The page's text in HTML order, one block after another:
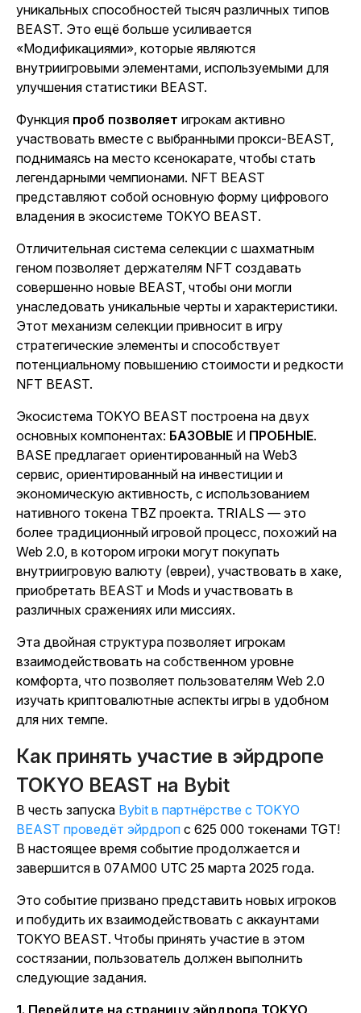
уникальных способностей тысяч различных типов
BEAST. Это ещё больше усиливается
«Модификациями», которые являются
внутриигровыми элементами, используемыми для
улучшения статистики BEAST.
Функция проб позволяет игрокам активно
участвовать вместе с выбранными прокси-BEAST,
поднимаясь на место ксенокарате, чтобы стать
легендарными чемпионами. NFT BEAST
представляют собой основную форму цифрового
владения в экосистеме TOKYO BEAST.
Отличительная система селекции с шахматным
геном позволяет держателям NFT создавать
совершенно новые BEAST, чтобы они могли
унаследовать уникальные черты и характеристики.
Этот механизм селекции привносит в игру
стратегические элементы и способствует
потенциальному повышению стоимости и редкости
NFT BEAST.
Экосистема TOKYO BEAST построена на двух
основных компонентах: БАЗОВЫЕ И ПРОБНЫЕ.
BASE предлагает ориентированный на Web3
сервис, ориентированный на инвестиции и
экономическую активность, с использованием
нативного токена TBZ проекта. TRIALS — это
более традиционный игровой процесс, похожий на
Web 2.0, в котором игроки могут покупать
внутриигровую валюту (евреи), участвовать в хаке,
приобретать BEAST и Mods и участвовать в
различных сражениях или миссиях.
Эта двойная структура позволяет игрокам
взаимодействовать на собственном уровне
комфорта, что позволяет пользователям Web 2.0
изучать криптовалютные аспекты игры в удобном
для них темпе.
Как принять участие в эйрдропе
TOKYO BEAST на Bybit
В честь запуска Bybit в партнёрстве с TOKYO
BEAST проведёт эйрдроп с 625 000 токенами TGT!
В настоящее время событие продолжается и
завершится в 07AM00 UTC 25 марта 2025 года.
Это событие призвано представить новых игроков
и побудить их взаимодействовать с аккаунтами
TOKYO BEAST. Чтобы принять участие в этом
состязании, пользователь должен выполнить
следующие задания.